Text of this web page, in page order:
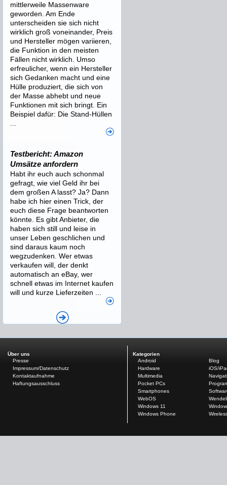
mittlerweile Massenware
geworden. Am Ende
unterscheiden sie sich nicht
wirklich groß voneinander, Preis
und Hersteller mögen variieren,
die Funktion in den meisten
Fällen nicht wirklich. Umso
erfreulicher, wenn ein Hersteller
sich Gedanken macht und eine
Hülle produziert, die sich von
der Masse abhebt und neue
Funktionen mit sich bringt. Ein
Beispiel dafür: Die Stand-Hüllen
Testbericht: Amazon
Umsätze anfordern
Habt ihr euch auch schonmal
gefragt, wie viel Geld ihr bei
dem großen A lasst? Ja? Dann
habe ich hier einen Trick, der
euch diese Frage beantworten
könnte. Es gibt Anbieter, die
haben sich still und leise in
unser Leben geschlichen und
sind daraus kaum noch
wegzudenken. Wer etwas
verkaufen will, der denkt
automatisch an eBay, wer
schnell etwas im Internet kaufen
will und kurze Lieferzeiten ...
Über uns
Presse
Impressum/Datenschutz
Kontaktaufnahme
Haftungsausschluss
Kategorien
Android
Blog
Hardware
iOS/
Multimedia
Pocket PCs
Smartphones
WebOS
Windows 11
Windows Phone